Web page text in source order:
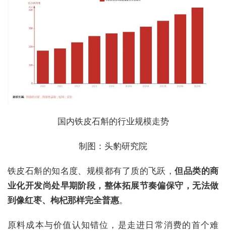
国内铁皮石斛的行业规模走势
制图：头豹研究院
铁皮石斛的知名度、规模都有了质的飞跃，但品类的商
业化开发尚处早期阶段，整体拓展节奏偏保守，无法做
到像红枣、枸杞那样完全普惠。
原料成本与价值认知错位，是走进日常消费的首个难